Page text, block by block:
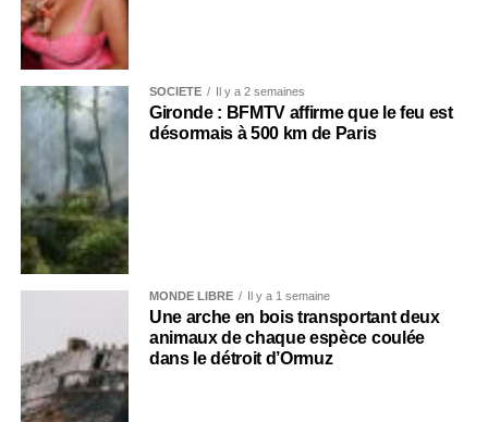
SOCIÉTÉ Il y a 2 semaines
Gironde : BFMTV affirme que le feu est
désormais à 500 km de Paris
MONDE LIBRE Il y a 1 semaine
Une arche en bois transportant deux
animaux de chaque espèce coulée
dans le détroit d’Ormuz